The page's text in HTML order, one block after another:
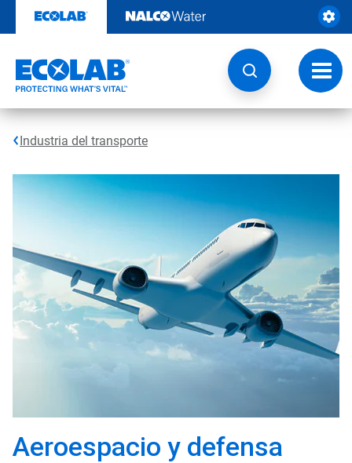
contenido
Botón
de
Industria del transporte
Aeroespacio y defensa